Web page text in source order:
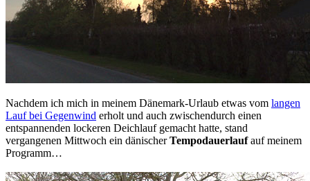
Nachdem ich mich in meinem Dänemark-Urlaub etwas vom langen
Lauf bei Gegenwind erholt und auch zwischendurch einen
entspannenden lockeren Deichlauf gemacht hatte, stand
vergangenen Mittwoch ein dänischerTempodauerlaufauf meinem
Programm…